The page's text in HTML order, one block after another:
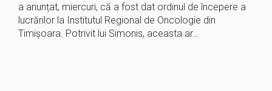
a anunțat, miercuri, că a fost dat ordinul de începere a
lucrărilor la Institutul Regional de Oncologie din
Timişoara. Potrivit lui Simonis, aceasta ar…